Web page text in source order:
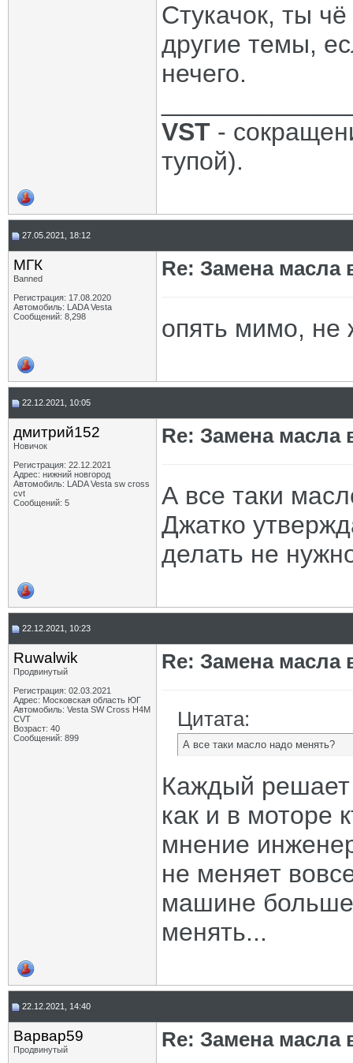
Стукачок, ты
другие темы,
нечего.
VST -
тупой).
27.05.2021, 18:12
МГК
Banned
Регистрация: 17.08.2020
Автомобиль: LADA Vesta
Сообщений: 8,298
Re: Замена масла
опять мимо, не
22.12.2021, 10:05
дмитрий152
Новичок
Регистрация: 22.12.2021
Адрес: нижний новгород
Автомобиль: LADA Vesta sw cross
cvt
Сообщений: 5
Re: Замена масла
А все таки
Джатко
делать не
22.12.2021, 10:23
Ruwalwik
Продвинутый
Регистрация: 02.03.2021
Адрес: Московская область ЮГ
Автомобиль: Vesta SW Cross H4M
CVT
Возраст: 40
Сообщений: 899
Re: Замена масла
Цитата:
А все таки масло надо менять?
Каждый решает
как и в моторе
мнение
не меняет
машине больше
менять...
22.12.2021, 14:40
Варвар59
Продвинутый
Re: Замена масла